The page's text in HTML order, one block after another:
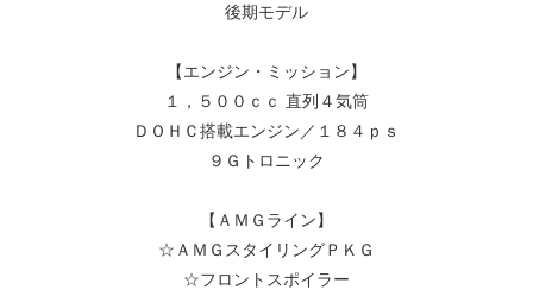
後期モデル
【エンジン・ミッション】
１，５００ｃｃ 直列４気筒
ＤＯＨＣ搭載エンジン／１８４ｐｓ
９Ｇトロニック
【ＡＭＧライン】
☆ＡＭＧスタイリングＰＫＧ
☆フロントスポイラー